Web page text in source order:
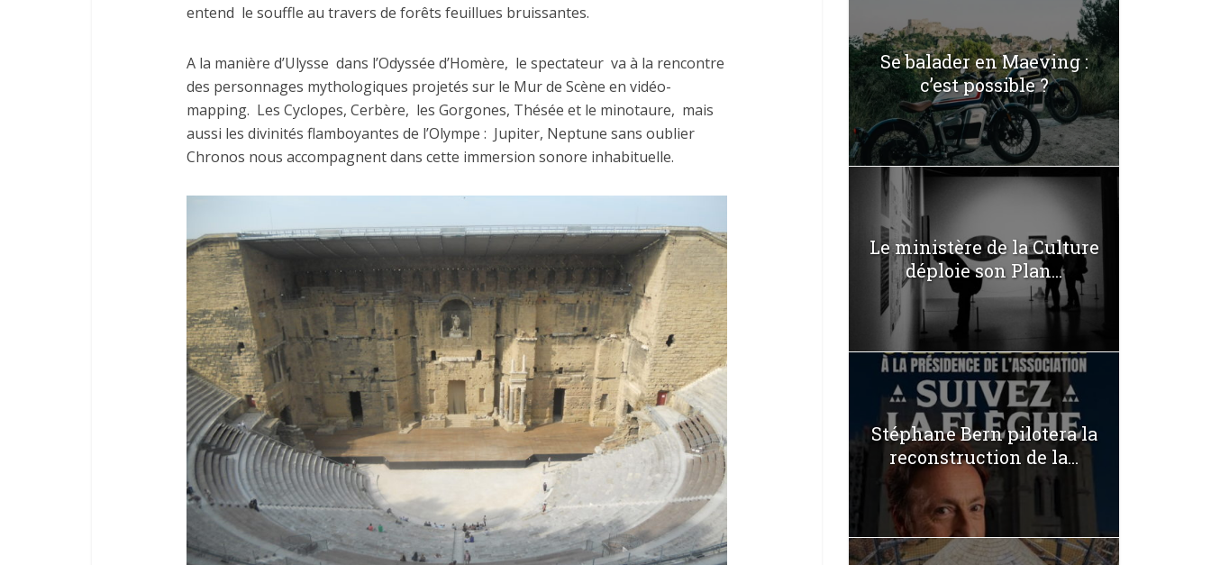
entend le souffle au travers de forêts feuillues bruissantes.
A la manière d’Ulysse dans l’Odyssée d’Homère, le spectateur va à la rencontre
des personnages mythologiques projetés sur le Mur de Scène en vidéo-
mapping. Les Cyclopes, Cerbère, les Gorgones, Thésée et le minotaure, mais
aussi les divinités flamboyantes de l’Olympe : Jupiter, Neptune sans oublier
Chronos nous accompagnent dans cette immersion sonore inhabituelle.
Se balader en Maeving :
c’est possible ?
Le ministère de la Culture
déploie son Plan...
Stéphane Bern pilotera la
reconstruction de la...